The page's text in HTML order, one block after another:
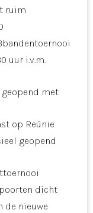
ruim
uur i.v.m.
geopend met
op Reünie
geopend
dicht
de nieuwe